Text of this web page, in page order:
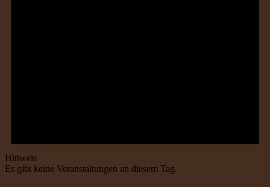
Hinweis
Es gibt keine Veranstaltungen an diesem Tag.